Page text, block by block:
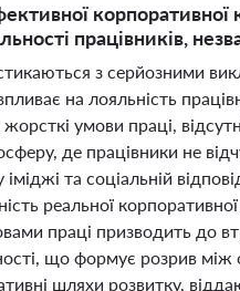
працівників,
з серйозними
на лояльність
умови праці,
де працівники не
та соціальній
реальної
праці призводить до
що формує розрив
шляхи розвитку,